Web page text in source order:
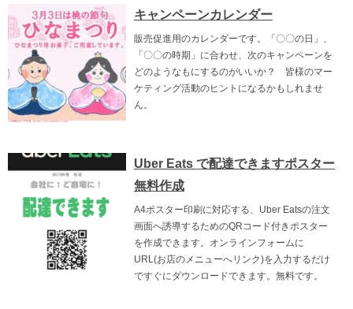
キャンペーンカレンダー
販売促進用のカレンダーです。「〇〇の日」、
「〇〇の時期」に合わせ、次のキャンペーンを
どのようなもにするのがいいか？ 皆様のマー
ケティング活動のヒントになるかもしれませ
ん。
Uber Eats で配達できますポスター
無料作成
A4ポスター印刷に対応する、Uber Eatsの注文
画面へ誘導するためのQRコード付きポスター
を作成できます。オンラインフォームに
URL(お店のメニューへリンク)を入力するだけ
ですぐにダウンロードできます。無料です。